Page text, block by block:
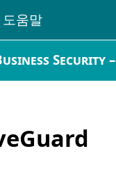
Security